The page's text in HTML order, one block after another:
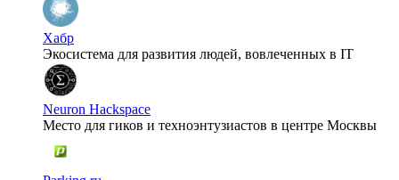
Хабр
Экосистема для развития людей, вовлеченных в IT
Neuron Hackspace
Место для гиков и техноэнтузиастов в центре Москвы